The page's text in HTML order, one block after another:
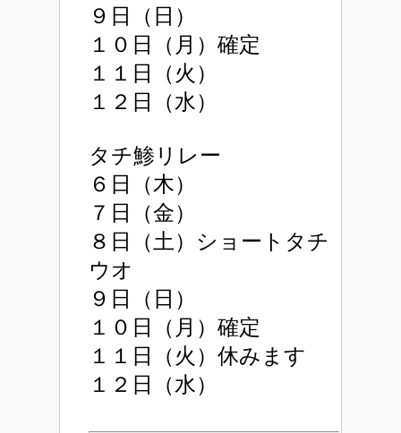
９日（日）
１０日（月）確定
１１日（火）
１２日（水）
タチ鯵リレー
６日（木）
７日（金）
８日（土）ショートタチ
ウオ
９日（日）
１０日（月）確定
１１日（火）休みます
１２日（水）